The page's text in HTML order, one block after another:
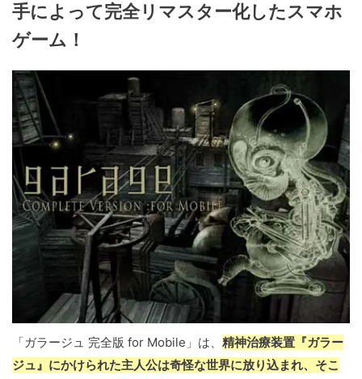
手によって完全リマスター化したスマホ
ゲーム！
「ガラージュ 完全版 for Mobile」は、 精神治療装置『ガラー
ジュ』にかけられた主人公は奇怪な世界に放り込まれ、そこ